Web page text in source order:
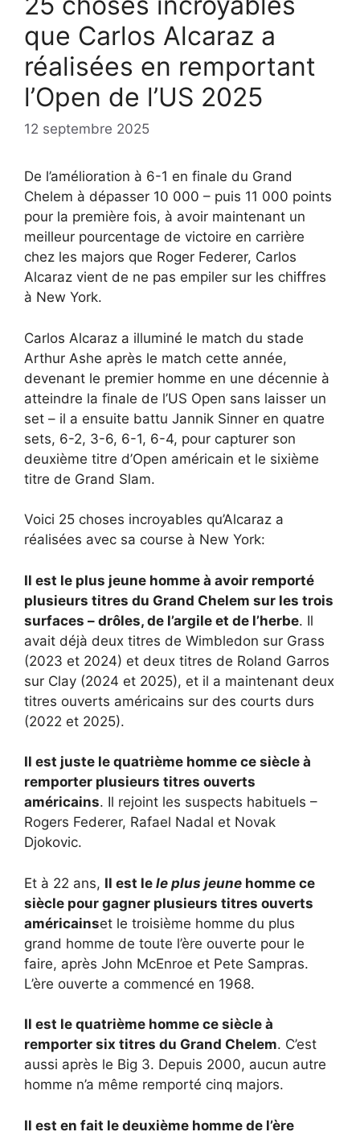
que Carlos Alcaraz a
réalisées en remportant
l’Open de l’US 2025
12 septembre 2025
De l’amélioration à 6-1 en finale du Grand
Chelem à dépasser 10 000 – puis 11 000 points
pour la première fois, à avoir maintenant un
meilleur pourcentage de victoire en carrière
chez les majors que Roger Federer, Carlos
Alcaraz vient de ne pas empiler sur les chiffres
à New York.
Carlos Alcaraz a illuminé le match du stade
Arthur Ashe après le match cette année,
devenant le premier homme en une décennie à
atteindre la finale de l’US Open sans laisser un
set – il a ensuite battu Jannik Sinner en quatre
sets, 6-2, 3-6, 6-1, 6-4, pour capturer son
deuxième titre d’Open américain et le sixième
titre de Grand Slam.
Voici 25 choses incroyables qu’Alcaraz a
réalisées avec sa course à New York:
Il est le plus jeune homme à avoir remporté
plusieurs titres du Grand Chelem sur les trois
surfaces – drôles, de l’argile et de l’herbe. Il
avait déjà deux titres de Wimbledon sur Grass
(2023 et 2024) et deux titres de Roland Garros
sur Clay (2024 et 2025), et il a maintenant deux
titres ouverts américains sur des courts durs
(2022 et 2025).
Il est juste le quatrième homme ce siècle à
remporter plusieurs titres ouverts
américains. Il rejoint les suspects habituels –
Rogers Federer, Rafael Nadal et Novak
Djokovic.
Et à 22 ans, Il est le le plus jeune homme ce
siècle pour gagner plusieurs titres ouverts
américainset le troisième homme du plus
grand homme de toute l’ère ouverte pour le
faire, après John McEnroe et Pete Sampras.
L’ère ouverte a commencé en 1968.
Il est le quatrième homme ce siècle à
remporter six titres du Grand Chelem. C’est
aussi après le Big 3. Depuis 2000, aucun autre
homme n’a même remporté cinq majors.
Il est en fait le deuxième homme de l’ère